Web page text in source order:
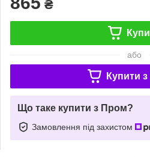
₴
або
Купити з
Що таке купити з Пром?
Замовлення під захистом